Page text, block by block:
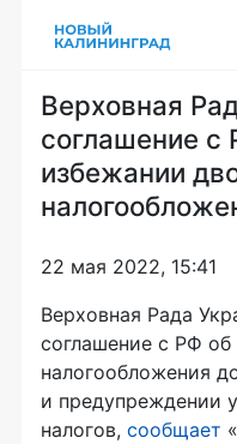
Верховная
соглашение с
избежании
22 мая 2022, 15:41
Верховная Рада
соглашение с РФ
налогообложения
и предупреждении
налогов, сообщает